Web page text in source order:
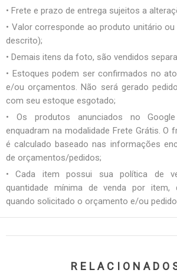
• Frete e prazo de entrega sujeitos a
• Valor corresponde ao produto unitário
descrito);
• Demais itens da foto, são vendidos
• Estoques podem ser confirmados no
e/ou orçamentos. Não será gerado
com seu estoque esgotado;
• Os produtos anunciados no
enquadram na modalidade Frete Grátis. O
é calculado baseado nas informações
de orçamentos/pedidos;
• Cada item possui sua política de
quantidade mínima de venda por item,
quando solicitado o orçamento e/ou